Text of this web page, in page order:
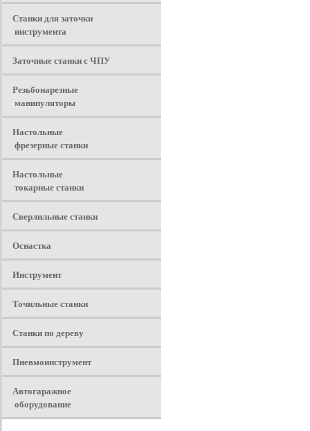
Станки для заточки
инструмента
Заточные станки с ЧПУ
Резьбонарезные
манипуляторы
Настольные
фрезерные станки
Настольные
токарные станки
Сверлильные станки
Оснастка
Инструмент
Точильные станки
Станки по дереву
Пневмоинструмент
Автогаражное
оборудование